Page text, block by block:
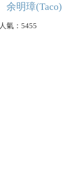
余明璋(Taco)
人氣：5455